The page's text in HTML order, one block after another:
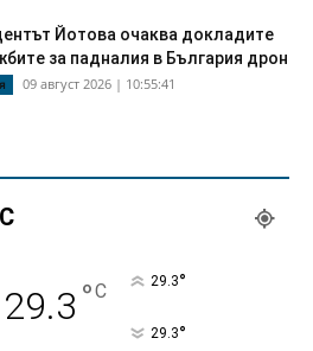
Йотова очаква докладите
за падналия в България дрон
09 август 2026 | 10:55:41
29.3 °C 29.3°
29.3°